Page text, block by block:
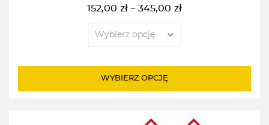
152,00 zł – 345,00 zł
Zakres
od
do
345,00zł
WYBIERZ OPCJĘ